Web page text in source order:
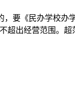
要《民办学校办
超出经营范围。